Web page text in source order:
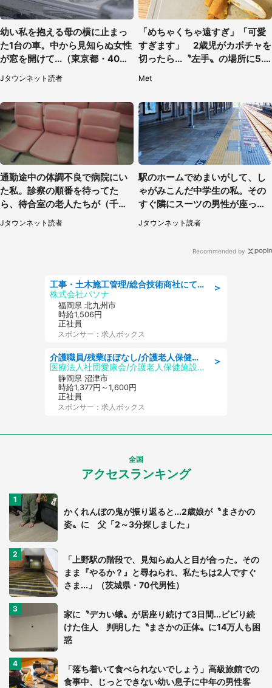
幼い私を抱える母の横に止まっ
た1台の車。中から見知らぬ女性
が窓を開けて...（東京都・40代
Jタウンネット読者
「めちゃくちゃ遠すぎ」「可愛
すぎます」 2歳児がカボチャを
切ったら...〝左手〟の場所に5.3
Met
通勤途中の体調不良で病院にい
た私。診察の順番を待ってた
ら、待合室の老人たちが（千葉
県・50代男性）
Jタウンネット読者
駅のホームでめまいがして、し
ゃがみこんだ中学生の私。その
すぐ隣にスーツの男性が座って
きて（千葉県・20代女性）
Jタウンネット読者
Recommended by
＞
工事・土木施工管理/総合技術商社にて施工管理のお仕事/即日勤務可/車通勤可/工事・土木施工管理/生産・品質管理
株式会社パソナ
福岡県 北九州市
時給1,506円
正社員
スポンサー：求人ボックス
＞
介護職員/残業ほぼなし/介護老人保健施設の介護職/シフト相談可
医療法人社団愛康会/介護老人保健施設 タカネ園
静岡県 沼津市
時給1,377円～1,600円
正社員
スポンサー：求人ボックス
全国
アクセスランキング
かくれんぼの鬼が振り返ると...2歳娘が〝まさかの
姿〟に 父「2～3分探しました」
「上野駅の階段で、見知らぬ人と目が合った。その
まま『やるか？』と尋ねられ、私たちは2人ですぐ
さま...」（茨城県・70代男性）
家に〝デカい蛾〟が居座り続けて3日間...ビビり続
けた住人 判明した〝まさかの正体〟に14万人も困
惑
「落ち着いて食べられないでしょう」高級旅館での
食事中、じっとできない幼い息子に中年の男性客